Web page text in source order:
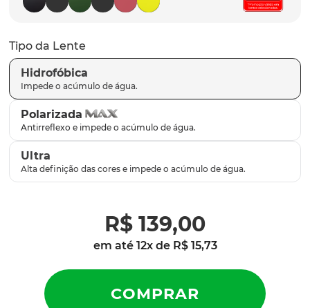
Tipo da Lente
Hidrofóbica
Polarizada
Ultra
R$ 139,00
em até 12x de R$ 15,73
9º latch